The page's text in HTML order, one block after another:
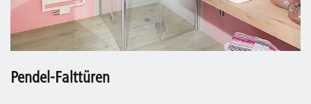
Pendel-Falttüren